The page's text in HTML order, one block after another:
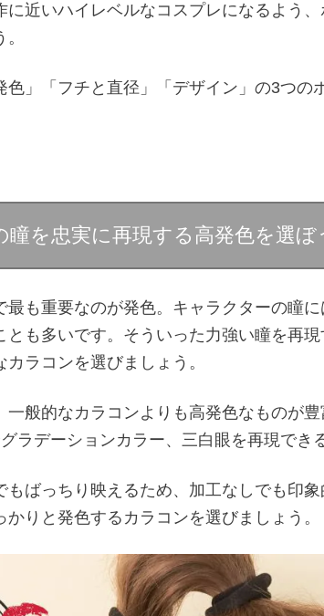
に近いハイレベルなコスプレになるよう
色」「フチと直径」「デザイン」の3つの
瞳を忠実に再現する高発色を選ぼ
最も重要なのが発色。キャラクターの瞳
とも多いです。そういった力強い瞳を再
ラコンを選びましょう。
一般的なカラコンよりも高発色なものが
ラデーションカラー、三白眼を再現でき
もばっちり映えるため、加工なしでも印
りと発色するカラコンを選びましょう。